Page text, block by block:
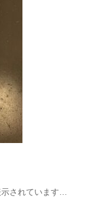
されています…